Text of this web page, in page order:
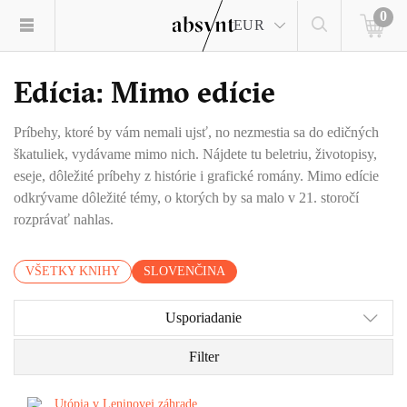
EUR
0
Edícia: Mimo edície
Príbehy, ktoré by vám nemali ujsť, no nezmestia sa do edičných
škatuliek, vydávame mimo nich. Nájdete tu beletriu, životopisy,
eseje, dôležité príbehy z histórie i grafické romány. Mimo edície
odkrývame dôležité témy, o ktorých by sa malo v 21. storočí
rozprávať nahlas.
VŠETKY KNIHY SLOVENČINA
Usporiadanie
Filter